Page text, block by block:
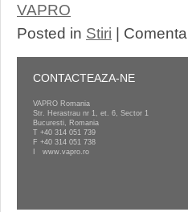
VAPRO
Posted in Stiri |
CONTACTEAZA-NE
VAPRO Romania
Str. Herastrau nr 1, et. 6, Sector 1
Bucuresti, Romania
T +40 314 051 739
F +40 314 051 738
www.vapro.ro